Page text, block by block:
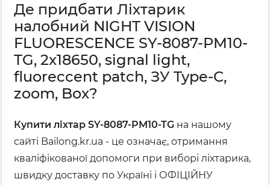
Де придбати Ліхтарик
налобний NIGHT VISION
FLUORESCENCE SY-8087-PM10-
TG, 2x18650, signal light,
fluoreccent patch, ЗУ Type-C,
zoom, Box?
Купити ліхтар SY-8087-PM10-TG на нашому
сайті Bailong.kr.ua - це означає, отримання
кваліфікованої допомоги при виборі ліхтарика,
швидку доставку по Україні і ОФІЦІЙНУ